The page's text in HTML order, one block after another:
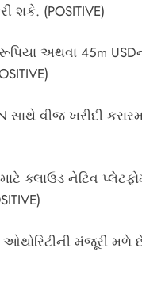
શકે. (POSITIVE)
અથવા 45m
સાથે વીજ ખરીદી
ક્લાઉડ નેટિવ
ઓથોરિટીની મંજૂરી મળે